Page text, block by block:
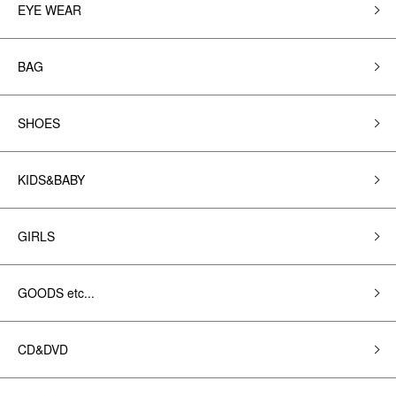
EYE WEAR
BAG
SHOES
KIDS&BABY
GIRLS
GOODS etc...
CD&DVD